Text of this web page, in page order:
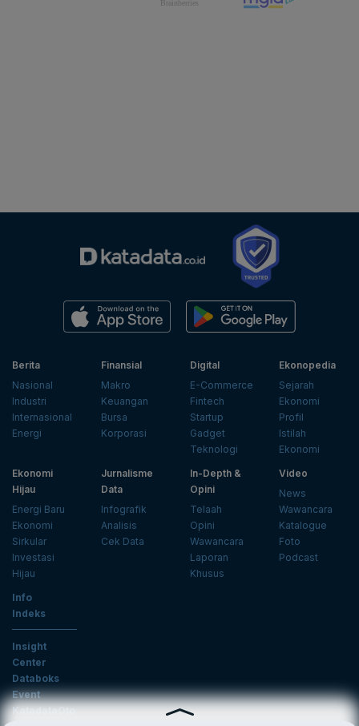
Berita
Nasional
Industri
Internasional
Energi
Finansial
Makro
Keuangan
Bursa
Korporasi
Digital
E-Commerce
Fintech
Startup
Gadget
Teknologi
Ekonopedia
Sejarah
Ekonomi
Profil
Istilah
Ekonomi
Ekonomi
Hijau
Energi Baru
Ekonomi
Sirkular
Investasi
Hijau
Jurnalisme
Data
Infografik
Analisis
Cek Data
In-Depth &
Opini
Telaah
Opini
Wawancara
Laporan
Khusus
Video
News
Wawancara
Katalogue
Foto
Podcast
Info
Indeks
Insight
Center
Databoks
Event
KatadataOto